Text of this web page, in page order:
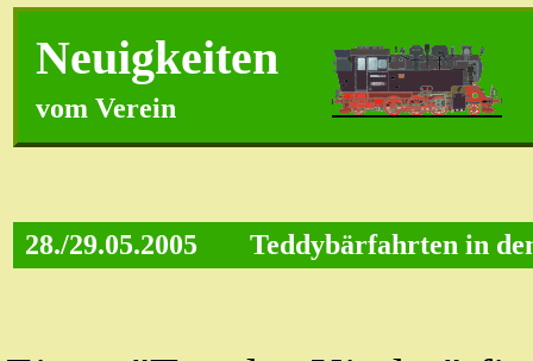
Neuigkeiten
vom Verein
28./29.05.2005 Teddybärfahrten in